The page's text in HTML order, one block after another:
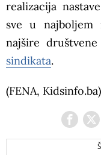
realizacija
sve u najboljem
najšire
sindikata.
(FENA, Kidsinfo.ba)